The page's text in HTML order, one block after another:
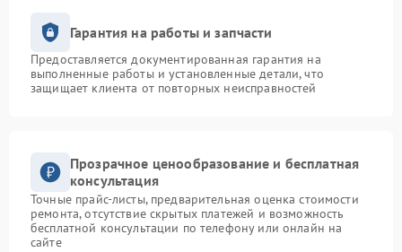
Гарантия на работы и запчасти
Предоставляется документированная гарантия на
выполненные работы и установленные детали, что
защищает клиента от повторных неисправностей
Прозрачное ценообразование и бесплатная
консультация
Точные прайс-листы, предварительная оценка стоимости
ремонта, отсутствие скрытых платежей и возможность
бесплатной консультации по телефону или онлайн на
сайте